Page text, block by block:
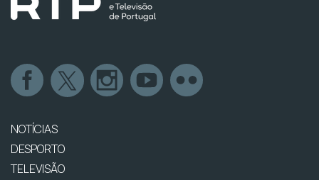
NOTÍCIAS
DESPORTO
TELEVISÃO